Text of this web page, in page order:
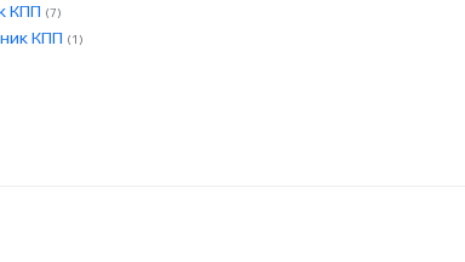
КПП (7)
КПП (1)